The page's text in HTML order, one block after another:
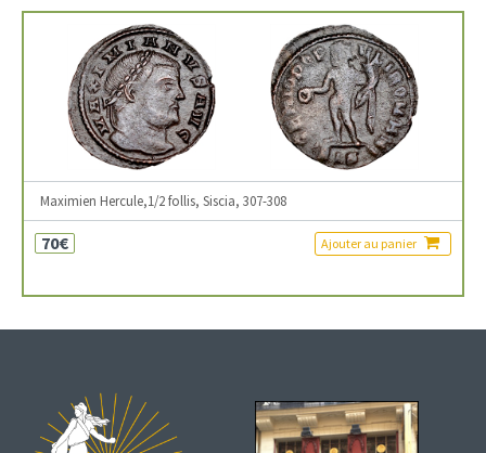
Maximien Hercule,1/2 follis, Siscia, 307-308
70€ Ajouter au panier